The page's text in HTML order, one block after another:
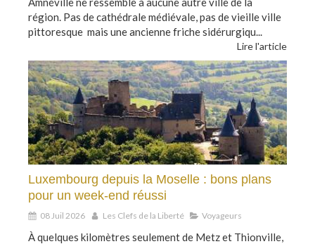
région. Pas de cathédrale médiévale, pas de vieille ville
pittoresque mais une ancienne friche sidérurgiqu...
Lire l'article
Luxembourg depuis la Moselle : bons plans
pour un week-end réussi
08 Juil 2026 Les Clefs de la Liberté Voyageurs
À quelques kilomètres seulement de Metz et Thionville,